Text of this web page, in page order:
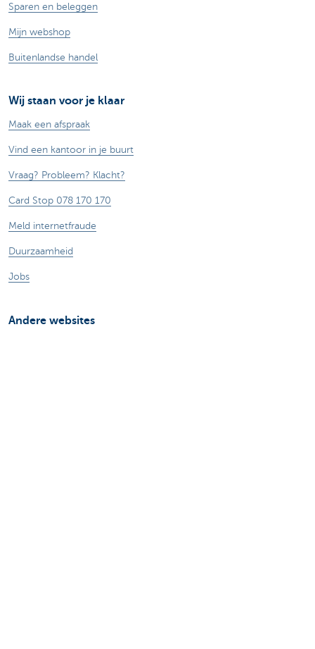
Sparen en beleggen
Mijn webshop
Buitenlandse handel
Wij staan voor je klaar
Maak een afspraak
Vind een kantoor in je buurt
Vraag? Probleem? Klacht?
Card Stop 078 170 170
Meld internetfraude
Duurzaamheid
Jobs
Andere websites